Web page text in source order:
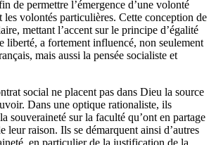
de permettre l’émergence d’une volonté
les volontés particulières. Cette conception de
mettant l’accent sur le principe d’égalité
liberté, a fortement influencé, non seulement
mais aussi la pensée socialiste et
social ne placent pas dans Dieu la source
Dans une optique rationaliste, ils
souveraineté sur la faculté qu’ont en partage
leur raison. Ils se démarquent ainsi d’autres
en particulier de la justification de la